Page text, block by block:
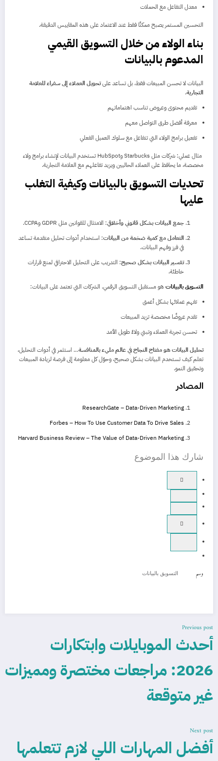
معدل التفاعل مع الحملات
التحسين المستمر يصبح ممكنًا فقط عند الاعتماد على هذه المقاييس الدقيقة.
بناء الولاء من خلال التسويق القيمي
المدعوم بالبيانات
البيانات لا تحسن المبيعات فقط، بل تساعد علىتحويل العملاء إلى سفراء للعلامة
التجارية.
تقديم محتوى وعروض تناسب اهتماماتهم
معرفة أفضل طرق التواصل معهم
تفعيل برامج الولاء التي تتفاعل مع سلوك العميل الفعلي
مثال عملي: شركات مثل Starbucks وHubSpot تستخدم البيانات لإنشاء برامج ولاء
مخصصة، ما يحافظ على العملاء الحاليين ويزيد تفاعلهم مع العلامة التجارية.
تحديات التسويق بالبيانات وكيفية التغلب
عليها
جمع البيانات بشكل قانوني وأخلاقي: الامتثال للقوانين مثل GDPR وCCPA.
التعامل مع كمية ضخمة من البيانات: استخدام أدوات تحليل متقدمة تساعد
في فرز وفهم البيانات.
تفسير البيانات بشكل صحيح: التدريب على التحليل الاحترافي لمنع قرارات
خاطئة.
التسويق بالبيانات هو مستقبل التسويق الرقمي. الشركات التي تعتمد على البيانات:
تفهم عملائها بشكل أعمق
تقدم عروضًا مخصصة تزيد المبيعات
تحسن تجربة العملاء وتبني ولاءً طويل الأمد
تحليل البيانات هو مفتاح النجاح في عالم مليء بالمنافسة… استثمر في أدوات التحليل،
تعلم كيف تستخدم البيانات بشكل صحيح، وحوّل كل معلومة إلى فرصة لزيادة المبيعات
وتحقيق النمو.
المصادر
ResearchGate – Data-Driven Marketing
Forbes – How To Use Customer Data To Drive Sales
Harvard Business Review – The Value of Data-Driven Marketing
شارك هذا الموضوع
وسم التسويق بالبيانات
Previous post
أحدث الموبايلات وابتكارات
2026: مراجعات مختصرة ومميزات
غير متوقعة
Next post
أفضل المهارات اللي لازم تتعلمها